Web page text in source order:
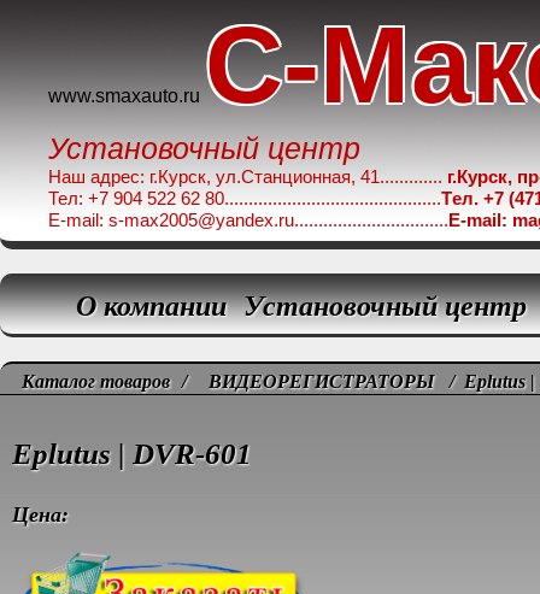
www.smaxauto.ru C-
Установочный центр
Наш адрес: г.Курск, ул.Станционная, 41............. г.Курск,
Тел: +7 904 522 62 80.............................................Tел. +7
E-mail: s-max2005@yandex.ru................................E-mail:
О компании Установочный центр
Каталог товаров / ВИДЕОРЕГИСТРАТОРЫ/ Eplutus |
Eplutus | DVR-601
Цена: